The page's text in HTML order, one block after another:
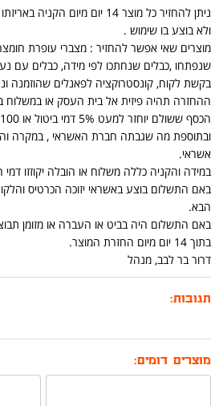
ניתן להחזיר כל מוצר 14 יום
ולא בוצע בו שימוש .
מוצרים שאי אפשר להחזיר : מצברי עופרת
שנפתחו ,כבלים שנחתכו לפי מידה, כבלים עם
בקשת לקוח, קונסטרוקציה לפאנלים שהוזמנה
ההחזרה תהיה פיזית אל בית העסק או במשלוח
ובתוספת מה שגבתה חברת האשראי , במקרה
אשראי.
במידה והקניה כללה משלוח או הובלה יקוזזו
באם התשלום בוצע באשראי יזוכה הכרטיס
הבא.
באם התשלום היה בביט או העברה או מזומן
בתוך 14 יום מיום החזרת המוצר.
דרור בר לבב, מנהל
תגובות:
מוצרים דומים: